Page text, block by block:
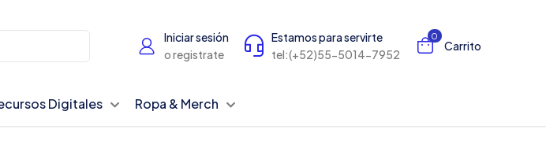
Iniciar sesión
o registrate
Estamos para servirte
tel:(+52)55-5014-7952
0
Carrito
Digitales Ropa & Merch